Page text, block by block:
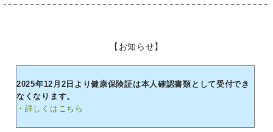
【お知らせ】
2025年12月2日より健康保険証は本人確認書類として受付でき
なくなります。
・詳しくはこちら